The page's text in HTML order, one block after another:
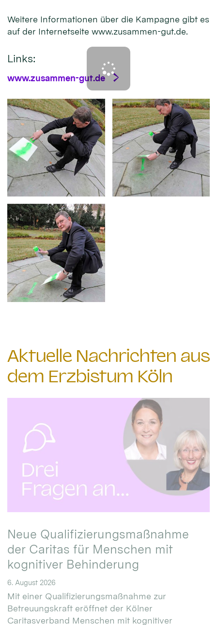
Weitere Informationen über die Kampagne gibt es
auf der Internetseite www.zusammen-gut.de.
Links:
www.zusammen-gut.de
Aktuelle Nachrichten aus
dem Erzbistum Köln
Neue Qualifizierungsmaßnahme
der Caritas für Menschen mit
kognitiver Behinderung
6. August 2026
Mit einer Qualifizierungsmaßnahme zur
Betreuungskraft eröffnet der Kölner
Caritasverband Menschen mit kognitiver